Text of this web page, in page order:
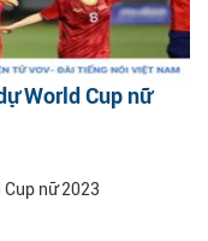
World Cup nữ
nữ 2023